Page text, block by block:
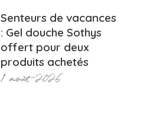
Senteurs de vacances
: Gel douche Sothys
offert pour deux
produits achetés
1 août 2026